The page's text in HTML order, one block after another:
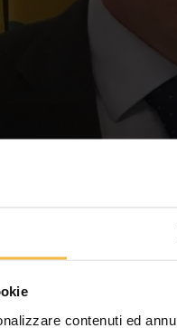
contenuti ed
per